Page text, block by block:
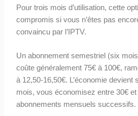
Pour trois mois d’utilisation, cette
compromis si vous n’êtes pas
convaincu par l’IPTV.
Un abonnement semestriel (six
coûte généralement 75€ à 100€,
à 12,50-16,50€. L’économie devient
mois, vous économisez entre 30€
abonnements mensuels successifs.